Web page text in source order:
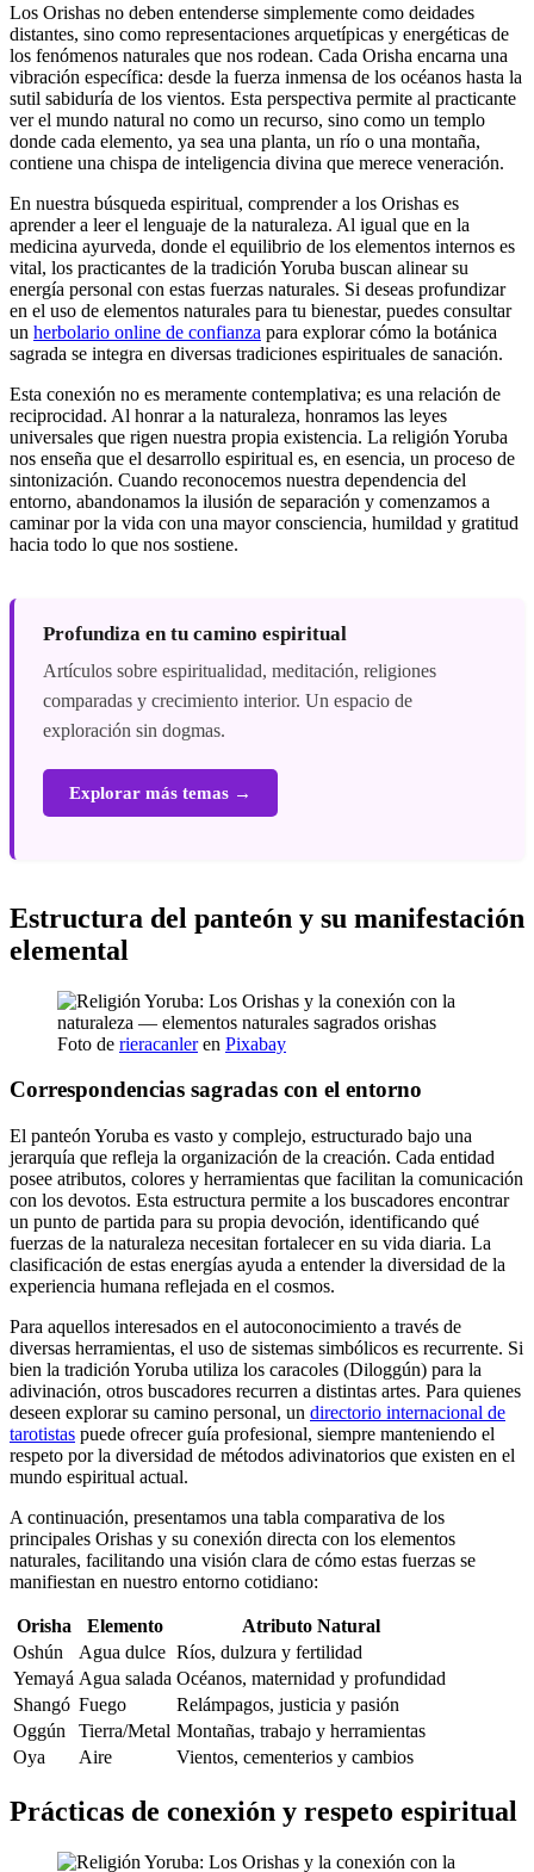
Los Orishas no deben entenderse simplemente como deidades
distantes, sino como representaciones arquetípicas y energéticas de
los fenómenos naturales que nos rodean. Cada Orisha encarna una
vibración específica: desde la fuerza inmensa de los océanos hasta la
sutil sabiduría de los vientos. Esta perspectiva permite al practicante
ver el mundo natural no como un recurso, sino como un templo
donde cada elemento, ya sea una planta, un río o una montaña,
contiene una chispa de inteligencia divina que merece veneración.
En nuestra búsqueda espiritual, comprender a los Orishas es
aprender a leer el lenguaje de la naturaleza. Al igual que en la
medicina ayurveda, donde el equilibrio de los elementos internos es
vital, los practicantes de la tradición Yoruba buscan alinear su
energía personal con estas fuerzas naturales. Si deseas profundizar
en el uso de elementos naturales para tu bienestar, puedes consultar
un herbolario online de confianza para explorar cómo la botánica
sagrada se integra en diversas tradiciones espirituales de sanación.
Esta conexión no es meramente contemplativa; es una relación de
reciprocidad. Al honrar a la naturaleza, honramos las leyes
universales que rigen nuestra propia existencia. La religión Yoruba
nos enseña que el desarrollo espiritual es, en esencia, un proceso de
sintonización. Cuando reconocemos nuestra dependencia del
entorno, abandonamos la ilusión de separación y comenzamos a
caminar por la vida con una mayor consciencia, humildad y gratitud
hacia todo lo que nos sostiene.
Profundiza en tu camino espiritual
Artículos sobre espiritualidad, meditación, religiones
comparadas y crecimiento interior. Un espacio de
exploración sin dogmas.
Explorar más temas →
Estructura del panteón y su manifestación
elemental
Foto de rieracanleren Pixabay
Correspondencias sagradas con el entorno
El panteón Yoruba es vasto y complejo, estructurado bajo una
jerarquía que refleja la organización de la creación. Cada entidad
posee atributos, colores y herramientas que facilitan la comunicación
con los devotos. Esta estructura permite a los buscadores encontrar
un punto de partida para su propia devoción, identificando qué
fuerzas de la naturaleza necesitan fortalecer en su vida diaria. La
clasificación de estas energías ayuda a entender la diversidad de la
experiencia humana reflejada en el cosmos.
Para aquellos interesados en el autoconocimiento a través de
diversas herramientas, el uso de sistemas simbólicos es recurrente. Si
bien la tradición Yoruba utiliza los caracoles (Diloggún) para la
adivinación, otros buscadores recurren a distintas artes. Para quienes
deseen explorar su camino personal, un directorio internacional de
tarotistas puede ofrecer guía profesional, siempre manteniendo el
respeto por la diversidad de métodos adivinatorios que existen en el
mundo espiritual actual.
A continuación, presentamos una tabla comparativa de los
principales Orishas y su conexión directa con los elementos
naturales, facilitando una visión clara de cómo estas fuerzas se
manifiestan en nuestro entorno cotidiano:
Orisha Elemento
Atributo Natural
Oshún
Agua dulce Ríos, dulzura y fertilidad
Yemayá Agua salada Océanos, maternidad y profundidad
Shangó Fuego
Relámpagos, justicia y pasión
Oggún
Tierra/Metal Montañas, trabajo y herramientas
Oya
Aire Vientos, cementerios y cambios
Prácticas de conexión y respeto espiritual